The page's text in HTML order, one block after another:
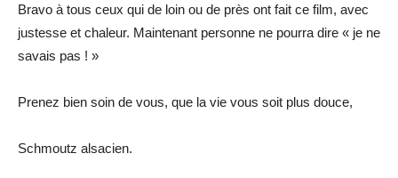
Bravo à tous ceux qui de loin ou de près ont fait ce film, avec
justesse et chaleur. Maintenant personne ne pourra dire « je ne
savais pas ! »
Prenez bien soin de vous, que la vie vous soit plus douce,
Schmoutz alsacien.